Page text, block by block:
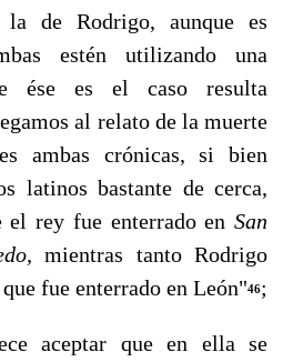
de Rodri­go, aunque es
estén utilizando una
ése es el caso resulta
al relato de la muerte
ambas crónicas, si bien
latinos bastante de cerca,
el rey fue enterrado en San
mientras tanto Rodrigo
fue enterrado en León"46;
aceptar que en ella se